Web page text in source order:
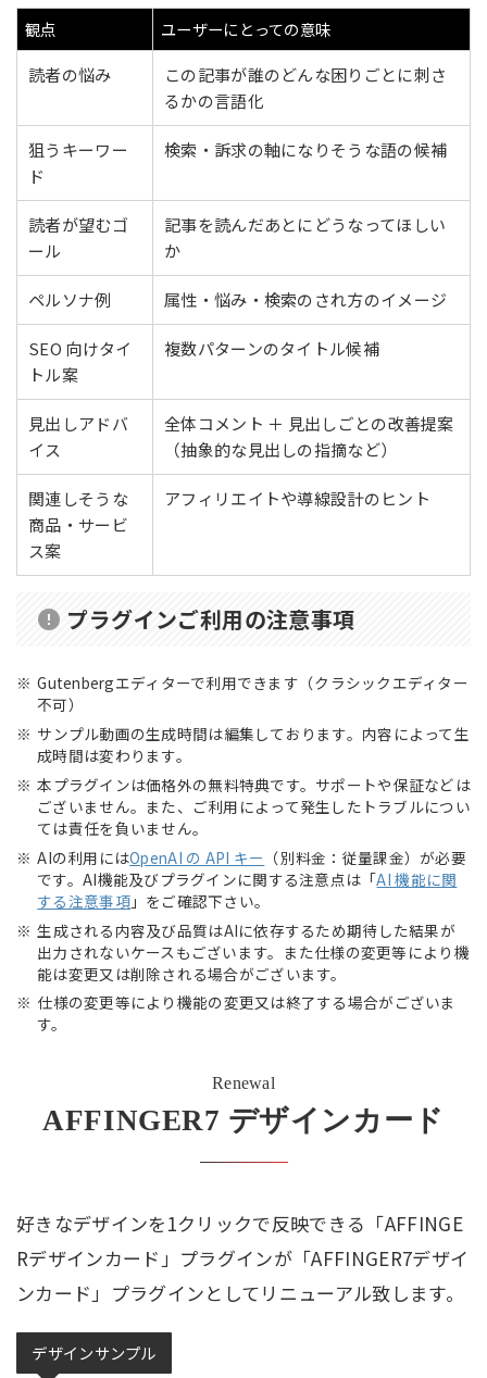
観点
ユーザーにとっての意味
読者の悩み
この記事が誰のどんな困りごとに刺さ
るかの言語化
狙うキーワー
ド
検索・訴求の軸になりそうな語の候補
読者が望むゴ
ール
記事を読んだあとにどうなってほしい
か
ペルソナ例 属性・悩み・検索のされ方のイメージ
SEO 向けタイ
トル案
複数パターンのタイトル候補
見出しアドバ
イス
全体コメント ＋ 見出しごとの改善提案
（抽象的な見出しの指摘など）
関連しそうな
商品・サービ
ス案
アフィリエイトや導線設計のヒント
プラグインご利用の注意事項
Gutenbergエディターで利用できます（クラシックエディター
不可）
サンプル動画の生成時間は編集しております。内容によって生
成時間は変わります。
本プラグインは価格外の無料特典です。サポートや保証などは
ございません。また、ご利用によって発生したトラブルについ
ては責任を負いません。
AIの利用にはOpenAI の API キー （別料金：従量課金）が必要
です。AI機能及びプラグインに関する注意点は「AI 機能に関
する注意事項」をご確認下さい。
生成される内容及び品質はAIに依存するため期待した結果が
出力されないケースもございます。また仕様の変更等により機
能は変更又は削除される場合がございます。
仕様の変更等により機能の変更又は終了する場合がございま
す。
Renewal
AFFINGER7 デザインカード
好きなデザインを1クリックで反映できる「AFFINGE
Rデザインカード」プラグインが「AFFINGER7デザイ
ンカード」プラグインとしてリニューアル致します。
デザインサンプル